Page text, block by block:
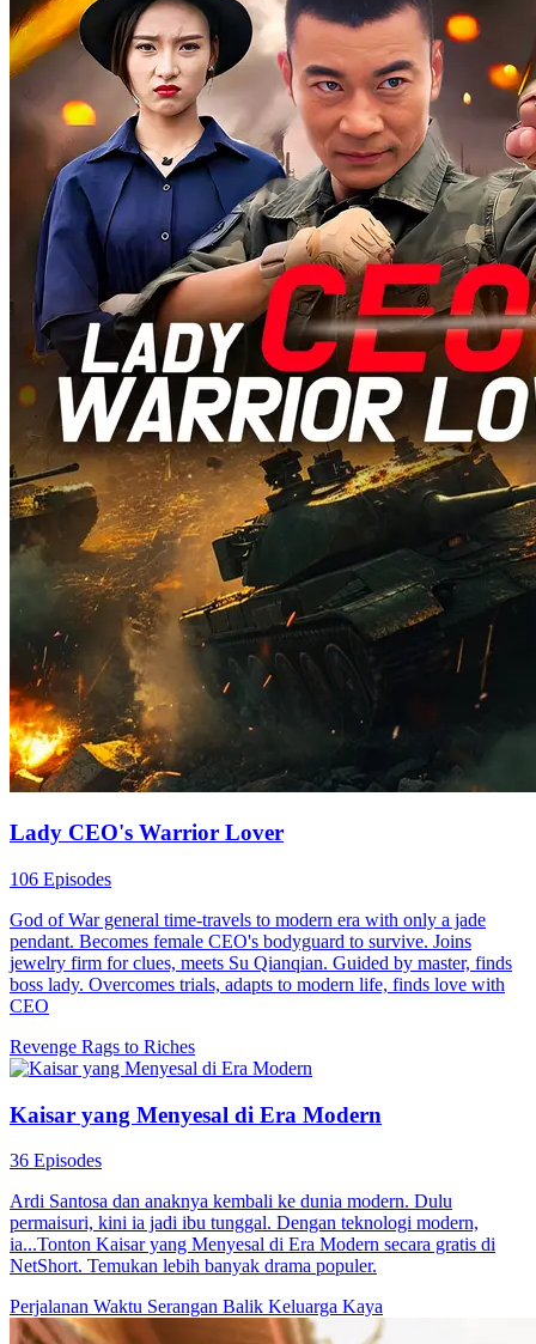
Lady CEO's Warrior Lover
106 Episodes
God of War general time-travels to modern era with only a jade
pendant. Becomes female CEO's bodyguard to survive. Joins
jewelry firm for clues, meets Su Qianqian. Guided by master, finds
boss lady. Overcomes trials, adapts to modern life, finds love with
CEO
Revenge Rags to Riches
Kaisar yang Menyesal di Era Modern
36 Episodes
Ardi Santosa dan anaknya kembali ke dunia modern. Dulu
permaisuri, kini ia jadi ibu tunggal. Dengan teknologi modern,
ia...Tonton Kaisar yang Menyesal di Era Modern secara gratis di
NetShort. Temukan lebih banyak drama populer.
Perjalanan Waktu Serangan Balik Keluarga Kaya